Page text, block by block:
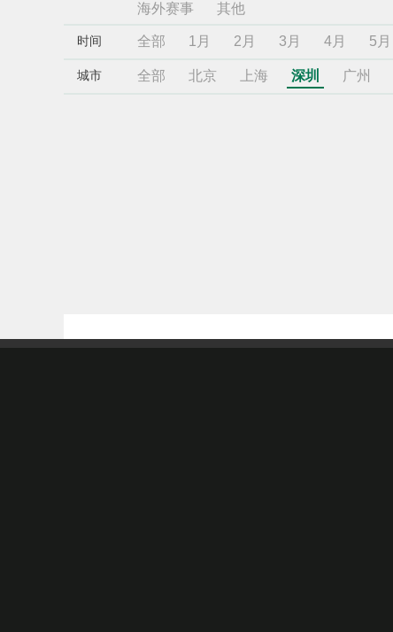
海外赛事 其他
时间 全部 1月 2月 3月 4月 5月
城市 全部 北京 上海 深圳 广州